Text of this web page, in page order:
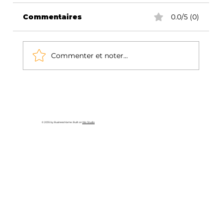
Entreprises Bruxelloises 2025
"Quel outil utiliser pour automatiser ?"
réponse surprend...
Commentaires 0.0/5 (0)
Commenter et noter...
© 2035 by Business Name. Built onWix Studio